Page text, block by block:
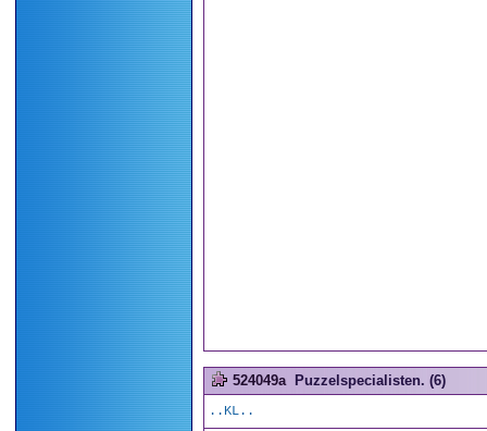
524049a Puzzelspecialisten. (6)
..KL..